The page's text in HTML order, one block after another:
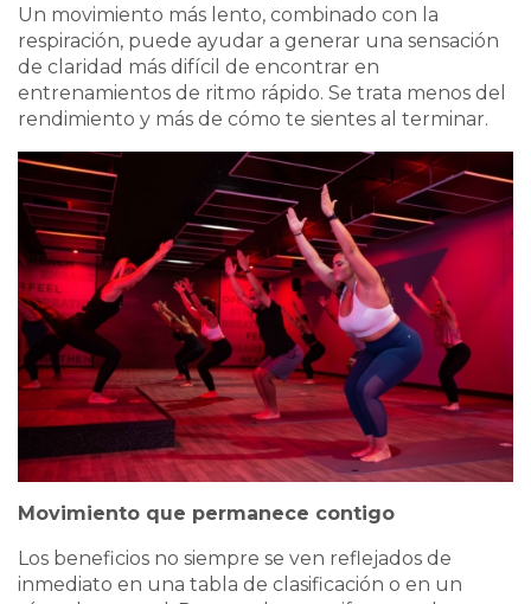
Un movimiento más lento, combinado con la
respiración, puede ayudar a generar una sensación
de claridad más difícil de encontrar en
entrenamientos de ritmo rápido. Se trata menos del
rendimiento y más de cómo te sientes al terminar.
Movimiento que permanece contigo
Los beneficios no siempre se ven reflejados de
inmediato en una tabla de clasificación o en un